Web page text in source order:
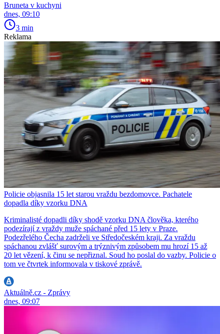
Bruneta v kuchyni
dnes, 09:10
3 min
Reklama
Policie objasnila 15 let starou vraždu bezdomovce. Pachatele
dopadla díky vzorku DNA
Kriminalisté dopadli díky shodě vzorku DNA člověka, kterého
podezírají z vraždy muže spáchané před 15 lety v Praze.
Podezřelého Čecha zadrželi ve Středočeském kraji. Za vraždu
spáchanou zvlášť surovým a trýznivým způsobem mu hrozí 15 až
20 let vězení, k činu se nepřiznal. Soud ho poslal do vazby. Policie o
tom ve čtvrtek informovala v tiskové zprávě.
Aktuálně.cz - Zprávy
dnes, 09:07